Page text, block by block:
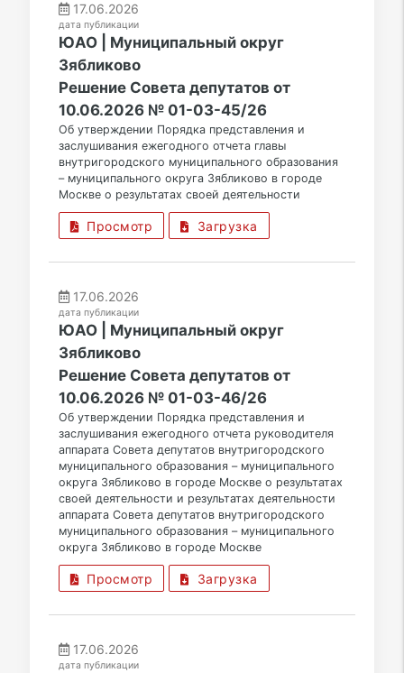
17.06.2026
дата публикации
ЮАО | Муниципальный округ
Зябликово
Решение Совета депутатов от
10.06.2026 № 01-03-45/26
Об утверждении Порядка представления и
заслушивания ежегодного отчета главы
внутригородского муниципального образования
– муниципального округа Зябликово в городе
Москве о результатах своей деятельности
Просмотр Загрузка
17.06.2026
дата публикации
ЮАО | Муниципальный округ
Зябликово
Решение Совета депутатов от
10.06.2026 № 01-03-46/26
Об утверждении Порядка представления и
заслушивания ежегодного отчета руководителя
аппарата Совета депутатов внутригородского
муниципального образования – муниципального
округа Зябликово в городе Москве о результатах
своей деятельности и результатах деятельности
аппарата Совета депутатов внутригородского
муниципального образования – муниципального
округа Зябликово в городе Москве
Просмотр Загрузка
17.06.2026
дата публикации